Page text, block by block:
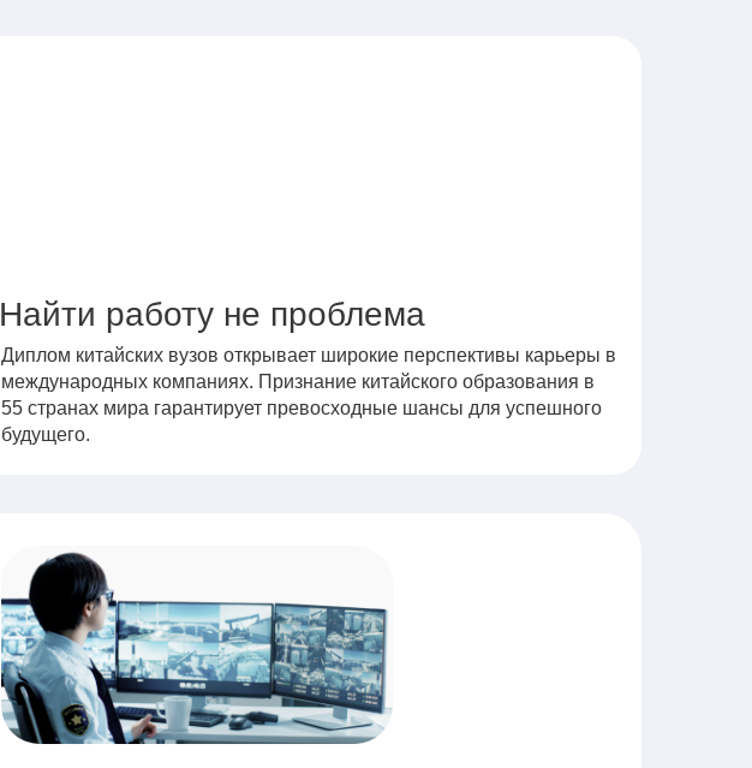
Найти работу не проблема
Диплом китайских вузов открывает широкие перспективы карьеры в
международных компаниях. Признание китайского образования в
55 странах мира гарантирует превосходные шансы для успешного
будущего.